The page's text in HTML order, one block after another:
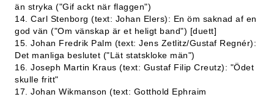
än stryka ("Gif ackt när flaggen")
14. Carl Stenborg (text: Johan Elers): En öm saknad af en
god vän ("Om vänskap är et heligt band") [duett]
15. Johan Fredrik Palm (text: Jens Zetlitz/Gustaf Regnér):
Det manliga beslutet ("Lät statskloke män")
16. Joseph Martin Kraus (text: Gustaf Filip Creutz): "Ödet
skulle fritt"
17. Johan Wikmanson (text: Gotthold Ephraim